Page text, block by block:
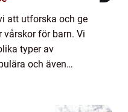
att utforska och ge
vårskor för barn. Vi
typer av
och även